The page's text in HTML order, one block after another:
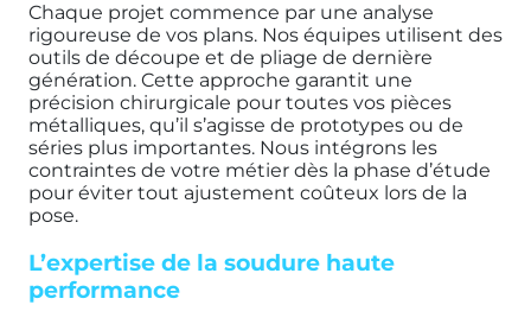
Chaque projet commence par une analyse
rigoureuse de vos plans. Nos équipes utilisent des
outils de découpe et de pliage de dernière
génération. Cette approche garantit une
précision chirurgicale pour toutes vos pièces
métalliques, qu’il s’agisse de prototypes ou de
séries plus importantes. Nous intégrons les
contraintes de votre métier dès la phase d’étude
pour éviter tout ajustement coûteux lors de la
pose.
L’expertise de la soudure haute
performance